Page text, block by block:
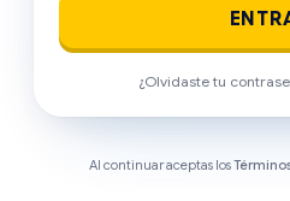
¿Olvidaste tu
Al continuar aceptas los